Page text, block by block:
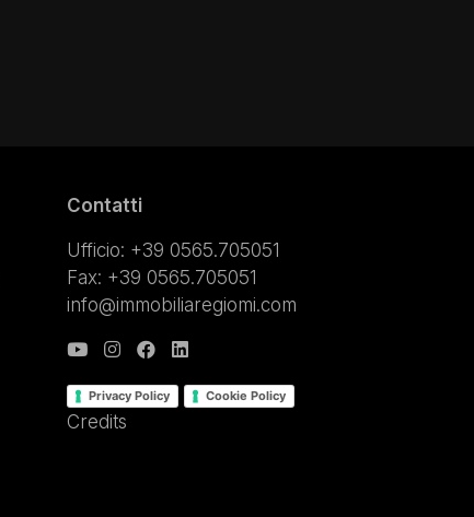
Contatti
Ufficio: +39 0565.705051
Fax: +39 0565.705051
info@immobiliaregiomi.com
Privacy Policy Cookie Policy
Credits